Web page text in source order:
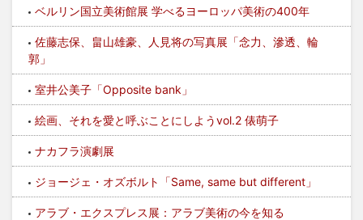
ベルリン国立美術館展 学べるヨーロッパ美術の400年
佐藤志保、畠山雄豪、人見将の写真展「念力、滲透、輪
郭」
室井公美子「Opposite bank」
絵画、それを愛と呼ぶことにしようvol.2 俵萌子
ナカフラ演劇展
ジョージェ・オズボルト「Same, same but different」
アラブ・エクスプレス展：アラブ美術の今を知る